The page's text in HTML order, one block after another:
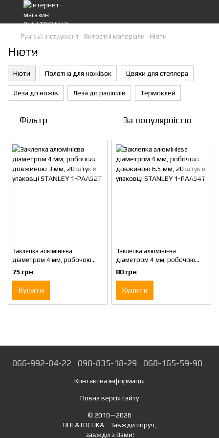
Ручний інструмент Витратні матеріали Нюти
Нюти
Нюти Полотна для ножівок Цвяхи для степлера
Леза до ножів Леза до рашпілів Термоклей
Фільтр За популярністю
Заклепка алюмінієва
діаметром 4 мм, робочою
довжиною 3 мм, 20 штук в
упаковці STANLEY 1-PAA52T
75 грн
Купити
Заклепка алюмінієва
діаметром 4 мм, робочою
довжиною 6.5 мм, 20 штук в
упаковці STANLEY 1-PAA54T
80 грн
Купити
066-992-04-22 098-835-18-29 068-165-59-90
Контактна інформація
Повна версія сайту
© 2010—2026
BULATOCHKA - Завжди поруч,
завжди з Вами!